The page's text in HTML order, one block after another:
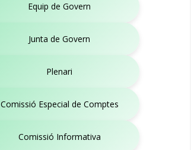
Equip de Govern
Junta de Govern
Plenari
Comissió Especial de Comptes
Comissió Informativa